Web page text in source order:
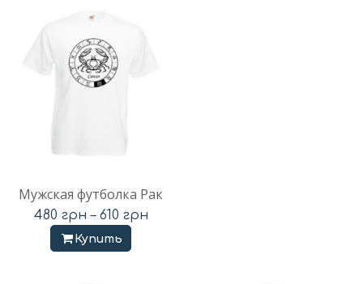
Мужская футболка Рак
480 грн – 610 грн
Купить